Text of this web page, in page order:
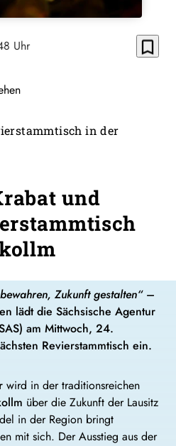
Uhr bookmark_border
in der
und
Zukunft gestalten“–
lädt die Sächsische Agentur
am Mittwoch, 24.
Revierstammtisch ein.
wird in der traditionsreichen
über die Zukunft der Lausitz
in der Region bringt
mit sich. Der Ausstieg aus der